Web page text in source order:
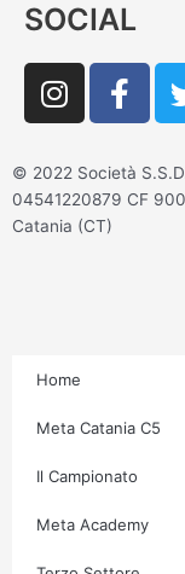
SOCIAL
I
n
t
a
g
F
a
e
b
© 2022 Società
04541220879 CF
Catania (CT)
Home
Meta Catania C5
Il Campionato
Meta Academy